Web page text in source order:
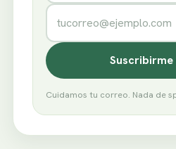
Correo electrónico
Cuidamos tu correo. Nada de